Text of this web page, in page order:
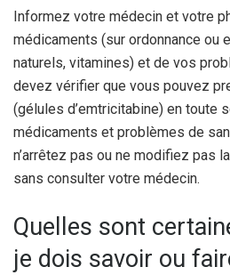
Informez votre médecin et votre
médicaments (sur ordonnance ou
naturels, vitamines) et de vos
devez vérifier que vous pouvez
(gélules d’emtricitabine) en toute
médicaments et problèmes de
n’arrêtez pas ou ne modifiez pas
sans consulter votre médecin.
Quelles sont
je dois savoir ou